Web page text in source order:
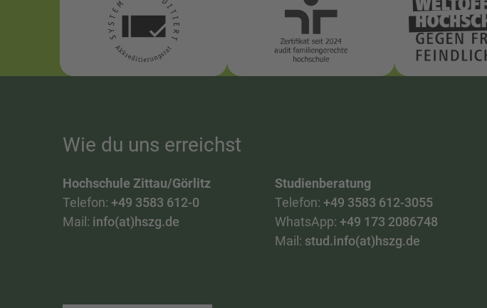
Wie du uns erreichst
Hochschule Zittau/Görlitz
Telefon: +49 3583 612-0
Mail: info(at)hszg.de
Studienberatung
Telefon: +49 3583 612-3055
WhatsApp: +49 173 2086748
Mail: stud.info(at)hszg.de